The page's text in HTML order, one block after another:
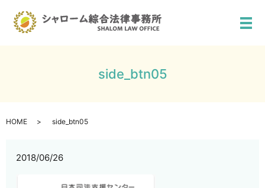
メ
side_btn05
HOME side_btn05
2018/06/26